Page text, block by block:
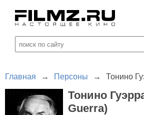
Главная → Персоны → Тонино
Тонино
Guerra)